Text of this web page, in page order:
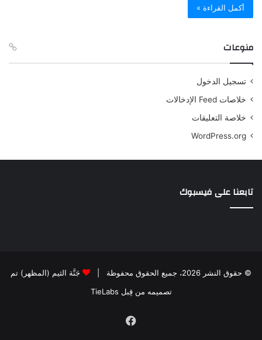
أكمل القراءة »
منوعات
تسجيل الدخول
خلاصات Feed الإدخالات
خلاصة التعليقات
WordPress.org
تابعنا على فيسبوك
© حقوق النشر 2026، جميع الحقوق محفوظة |
جَنَّة الثيم (المظهر) تم
تصميمه من قِبل TieLabs
فيسبوك